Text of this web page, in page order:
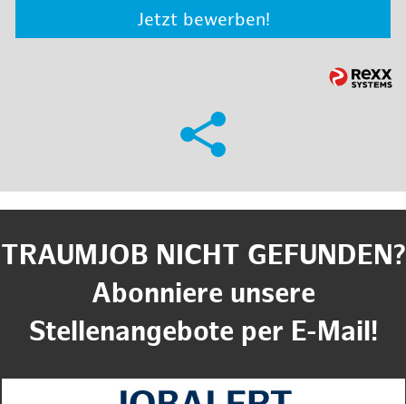
Jetzt bewerben!
TRAUMJOB NICHT GEFUNDEN?
Abonniere unsere
Stellenangebote per E-Mail!